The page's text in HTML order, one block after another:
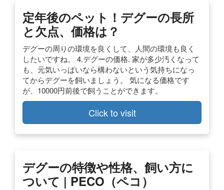
定年後のペット！デグーの長所
と欠点、価格は？
デグーの周りの環境を良くして、人間の環境も良く
したいですね。 4.デグーの価格. 家が多少汚くなって
も、元気いっぱいなら構わないという気持ちになっ
てからデグーを飼いましょう。 気になる価格です
が、10000円前後で飼うことができます。
Click to visit
デグーの特徴や性格、飼い方に
ついて | PECO（ペコ）